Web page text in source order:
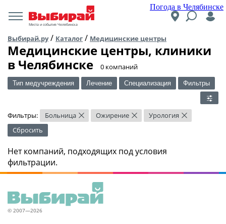
Погода в Челябинске
Места и события Челябинска
Выбирай.ру/ Каталог / Медицинские центры
Медицинские центры, клиники
в Челябинске
​0 компаний
Тип медучреждения Лечение Специализация Фильтры
Фильтры: Больница × Ожирение × Урология ×
Сбросить
Нет компаний, подходящих под условия
фильтрации.
© 2007—2026